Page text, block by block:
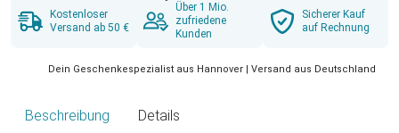
Kostenloser
Versand ab 50 €
Über 1 Mio.
zufriedene
Kunden
Sicherer Kauf
auf Rechnung
Dein Geschenkespezialist aus Hannover | Versand aus Deutschland
Beschreibung Details